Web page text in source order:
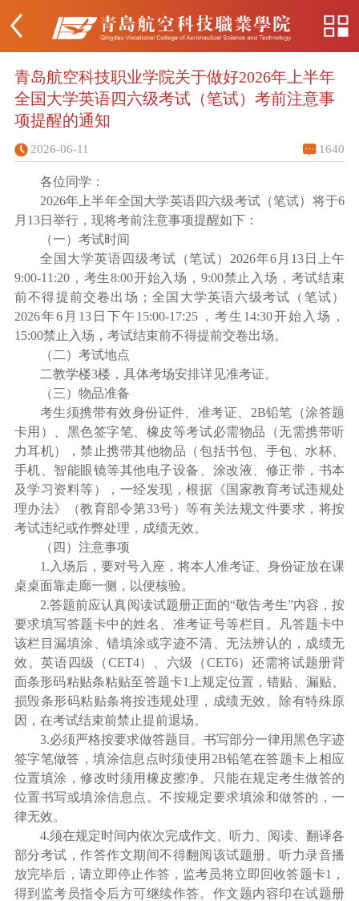
青岛航空科技职业学院关于做好2026年上半年
全国大学英语四六级考试（笔试）考前注意事
项提醒的通知
2026-06-11 1640
各位同学 ：
2026年上半年全国大学英语四六级考试（笔试）将于6
月13日举行，现将考前注意事项提醒如下：
（一）考试时间
全国大学英语四级考试（笔试） 2026年6月13日上午
9:00-11:20，考生8:00开始入场，9:00禁止入场，考试结束
前不得提前交卷出场；全国大学英语六级考试（笔试）
2026年6月13日下午15:00-17:25，考生14:30开始入场，
15:00禁止入场，考试结束前不得提前交卷出场。
（二）考试地点
二教学楼3楼，具体考场安排详见准考证。
（三）物品准备
考生须携带有效身份证件、准考证、 2B铅笔（涂答题
卡用）、黑色签字笔、橡皮等考试必需物品（无需携带听
力耳机），禁止携带其他物品（包括书包、手包、水杯、
手机、智能眼镜等其他电子设备、涂改液、修正带，书本
及学习资料等），一经发现，根据《国家教育考试违规处
理办法》（教育部令第33号）等有关法规文件要求，将按
考试违纪或作弊处理，成绩无效。
（四）注意事项
1.入场后，要对号入座，将本人准考证、身份证放在课
桌桌面靠走廊一侧，以便核验。
2.答题前应认真阅读试题册正面的“敬告考生”内容，按
要求填写答题卡中的姓名、准考证号等栏目。凡答题卡中
该栏目漏填涂、错填涂或字迹不清、无法辨认的，成绩无
效。英语四级（CET4）、六级（CET6）还需将试题册背
面条形码粘贴条粘贴至答题卡1上规定位置，错贴、漏贴、
损毁条形码粘贴条将按违规处理，成绩无效。除有特殊原
因，在考试结束前禁止提前退场。
3.必须严格按要求做答题目。书写部分一律用黑色字迹
签字笔做答，填涂信息点时须使用2B铅笔在答题卡上相应
位置填涂，修改时须用橡皮擦净。只能在规定考生做答的
位置书写或填涂信息点。不按规定要求填涂和做答的，一
律无效。
4.须在规定时间内依次完成作文、听力、阅读、翻译各
部分考试，作答作文期间不得翻阅该试题册。听力录音播
放完毕后，请立即停止作答，监考员将立即回收答题卡1，
得到监考员指令后方可继续作答。作文题内容印在试题册